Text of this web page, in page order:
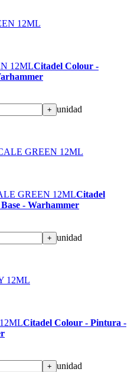
12MLCitadel Colour -
+ unidad
GREEN 12MLCitadel
- Warhammer
+ unidad
Citadel Colour - Pintura -
+ unidad